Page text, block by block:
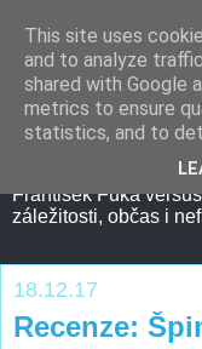
František Fuka
záležitosti, občas i
18.12.17
Recenze:
This site uses
and to analyze
shared with Google
metrics to ensure
statistics, and to